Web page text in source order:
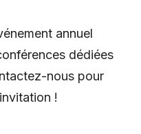
annuel
dédiées
nous pour
!